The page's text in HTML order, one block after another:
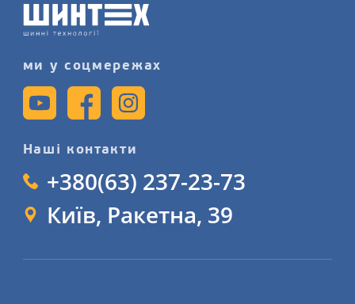
шиномонтажного сервісу більш
детально на сайті.
ми у соцмережах
Наші контакти
+380(63) 237-23-73
Київ, Ракетна, 39